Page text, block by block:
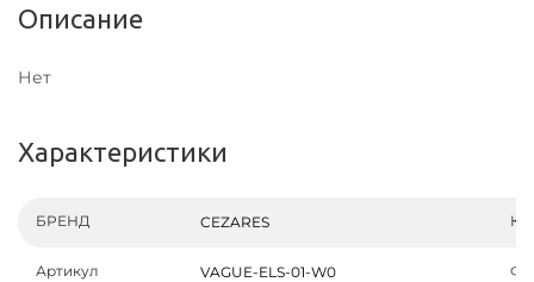
Описание
Нет
Характеристики
БРЕНД CEZARES
Артикул VAGUE-ELS-01-W0